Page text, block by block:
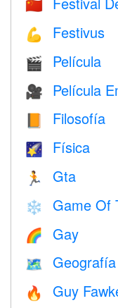
🇨🇳
💪 Festivus
🎬 Película
🎥 Película
📙 Filosofía
🌠 Física
🏃 Gta
❄️ Game Of
🌈 Gay
🗺 Geografía
🔥 Guy